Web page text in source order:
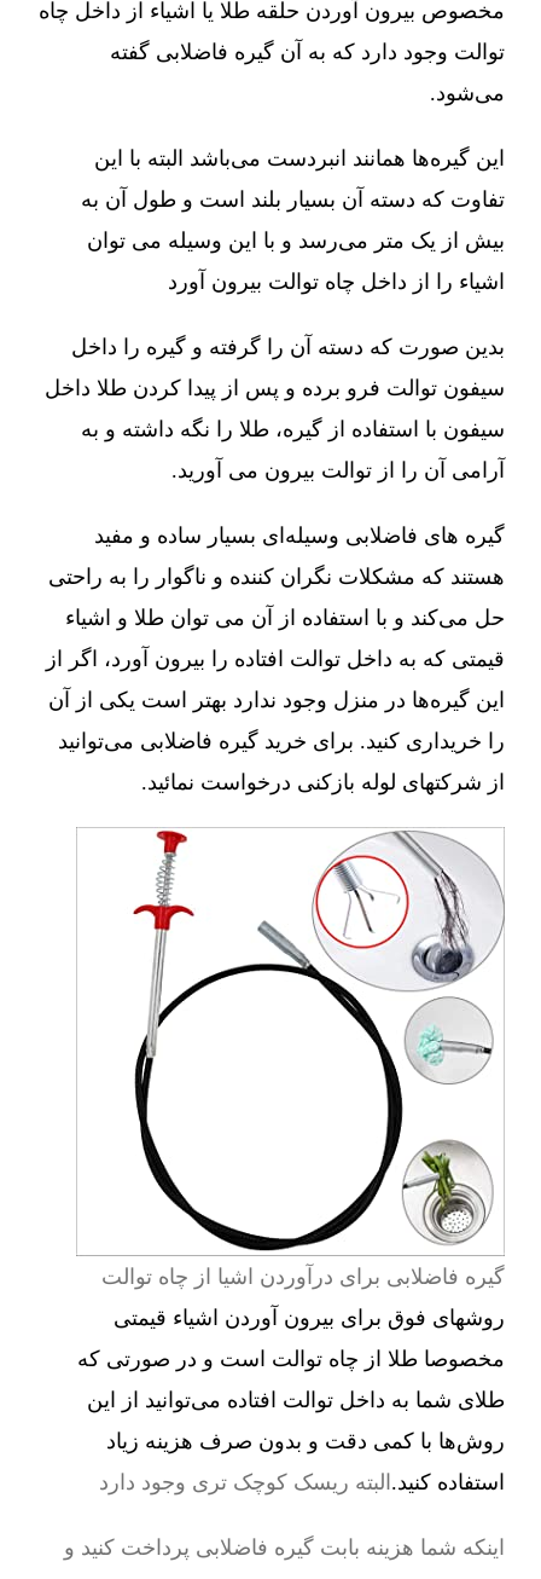
مخصوص بیرون آوردن حلقه طلا یا اشیاء از داخل چاه
توالت وجود دارد که به آن گیره فاضلابی گفته
می‌شود.
این گیره‌ها همانند انبردست می‌باشد البته با این
تفاوت که دسته آن بسیار بلند است و طول آن به
بیش از یک متر می‌رسد و با این وسیله می توان
اشیاء را از داخل چاه توالت بیرون آورد
بدین صورت که دسته آن را گرفته و گیره را داخل
سیفون توالت فرو برده و پس از پیدا کردن طلا داخل
سیفون با استفاده از گیره، طلا را نگه داشته و به
آرامی آن را از توالت بیرون می آورید.
گیره های فاضلابی وسیله‌ای بسیار ساده و مفید
هستند که مشکلات نگران کننده و ناگوار را به راحتی
حل می‌کند و با استفاده از آن می توان طلا و اشیاء
قیمتی که به داخل توالت افتاده را بیرون آورد، اگر از
این گیره‌ها در منزل وجود ندارد بهتر است یکی از آن
را خریداری کنید. برای خرید گیره فاضلابی می‌توانید
از شرکتهای لوله بازکنی درخواست نمائید.
گیره فاضلابی برای درآوردن اشیا از چاه توالت
روشهای فوق برای بیرون آوردن اشیاء قیمتی
مخصوصا طلا از چاه توالت است و در صورتی که
طلای شما به داخل توالت افتاده می‌توانید از این
روش‌ها با کمی دقت و بدون صرف هزینه زیاد
استفاده کنید.البته ریسک کوچک تری وجود دارد
اینکه شما هزینه بابت گیره فاضلابی پرداخت کنید و